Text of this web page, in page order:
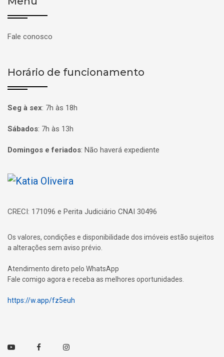
Fale conosco
Horário de funcionamento
Seg à sex: 7h às 18h
Sábados: 7h às 13h
Domingos e feriados: Não haverá expediente
Página inicial
CRECI: 171096 e Perita Judiciário CNAI 30496
Os valores, condições e disponibilidade dos imóveis estão sujeitos
a alterações sem aviso prévio.
Atendimento direto pelo WhatsApp
Fale comigo agora e receba as melhores oportunidades.
https://w.app/fz5euh
Youtube FacebookInstagram